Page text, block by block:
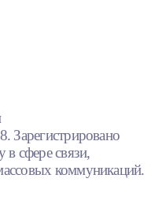
сфере связи,
коммуникаций.